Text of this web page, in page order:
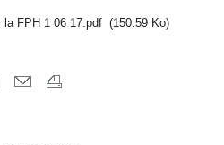
la FPH 1 06 17.pdf (150.59 Ko)